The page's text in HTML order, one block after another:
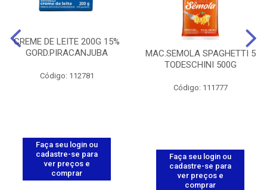
CREME DE LEITE 200G 15%
GORD.PIRACANJUBA
Código: 112781
Faça seu login ou
cadastre-se para
ver preços e
comprar
MAC.SEMOLA SPAGHETTI 5
TODESCHINI 500G
Código: 111777
Faça seu login ou
cadastre-se para
ver preços e
comprar